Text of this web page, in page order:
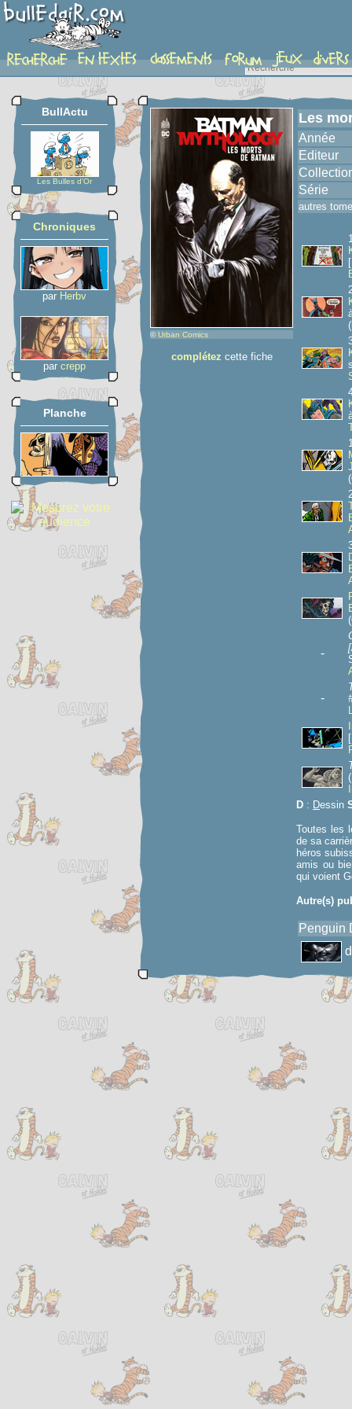
album
BullActu
Les Bulles d'Or
Chroniques
par Herbv
par crepp
Planche
© Urban Comics
complétez cette fiche
Les
Année
Editeur
Série
autres
(
(
(
-
-
D : Dessin
Toutes les
de sa
héros
amis ou
qui voient
Autre(s)
Penguin